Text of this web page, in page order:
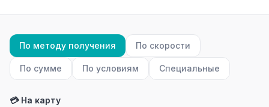
По методу получения По скорости
По сумме По условиям Специальные
💳 На карту